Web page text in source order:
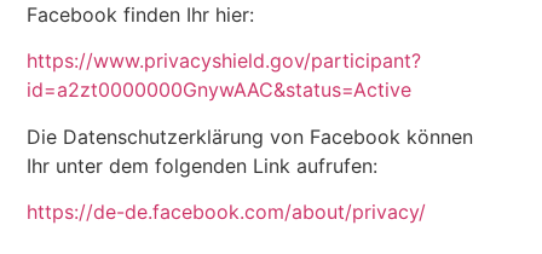
Facebook finden Ihr hier:
https://www.privacyshield.gov/participant?
id=a2zt0000000GnywAAC&status=Active
Die Datenschutzerklärung von Facebook können
Ihr unter dem folgenden Link aufrufen:
https://de-de.facebook.com/about/privacy/